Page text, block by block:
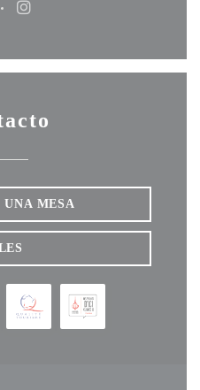
((abre en una nueva
UNA MESA